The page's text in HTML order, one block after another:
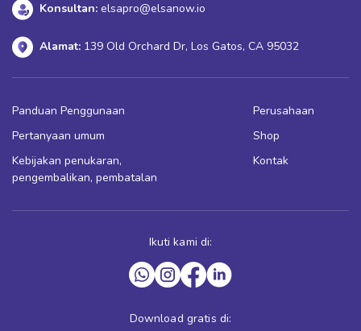
Konsultan: elsapro@elsanow.io
Alamat: 139 Old Orchard Dr, Los Gatos, CA 95032
Panduan Penggunaan
Pertanyaan umum
Kebijakan penukaran,
pengembalikan, pembatalan
Perusahaan
Shop
Kontak
Ikuti kami di:
Download gratis di: